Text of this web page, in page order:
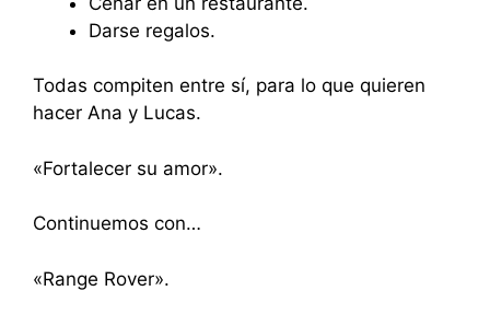
Darse regalos.
Todas compiten entre sí, para lo que quieren
hacer Ana y Lucas.
«Fortalecer su amor».
Continuemos con…
«Range Rover».